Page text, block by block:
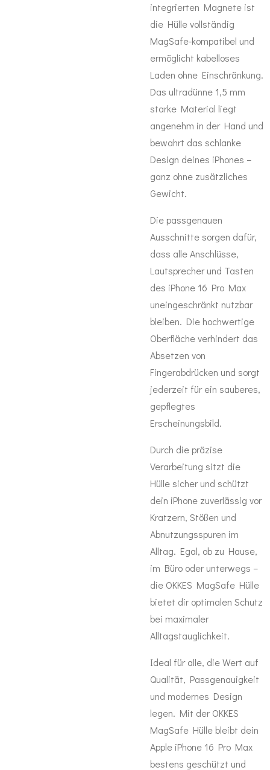
integrierten Magnete ist
die Hülle vollständig
MagSafe-kompatibel und
ermöglicht kabelloses
Laden ohne Einschränkung.
Das ultradünne 1,5 mm
starke Material liegt
angenehm in der Hand und
bewahrt das schlanke
Design deines iPhones –
ganz ohne zusätzliches
Gewicht.
Die passgenauen
Ausschnitte sorgen dafür,
dass alle Anschlüsse,
Lautsprecher und Tasten
des iPhone 16 Pro Max
uneingeschränkt nutzbar
bleiben. Die hochwertige
Oberfläche verhindert das
Absetzen von
Fingerabdrücken und sorgt
jederzeit für ein sauberes,
gepflegtes
Erscheinungsbild.
Durch die präzise
Verarbeitung sitzt die
Hülle sicher und schützt
dein iPhone zuverlässig vor
Kratzern, Stößen und
Abnutzungsspuren im
Alltag. Egal, ob zu Hause,
im Büro oder unterwegs –
die OKKES MagSafe Hülle
bietet dir optimalen Schutz
bei maximaler
Alltagstauglichkeit.
Ideal für alle, die Wert auf
Qualität, Passgenauigkeit
und modernes Design
legen. Mit der OKKES
MagSafe Hülle bleibt dein
Apple iPhone 16 Pro Max
bestens geschützt und